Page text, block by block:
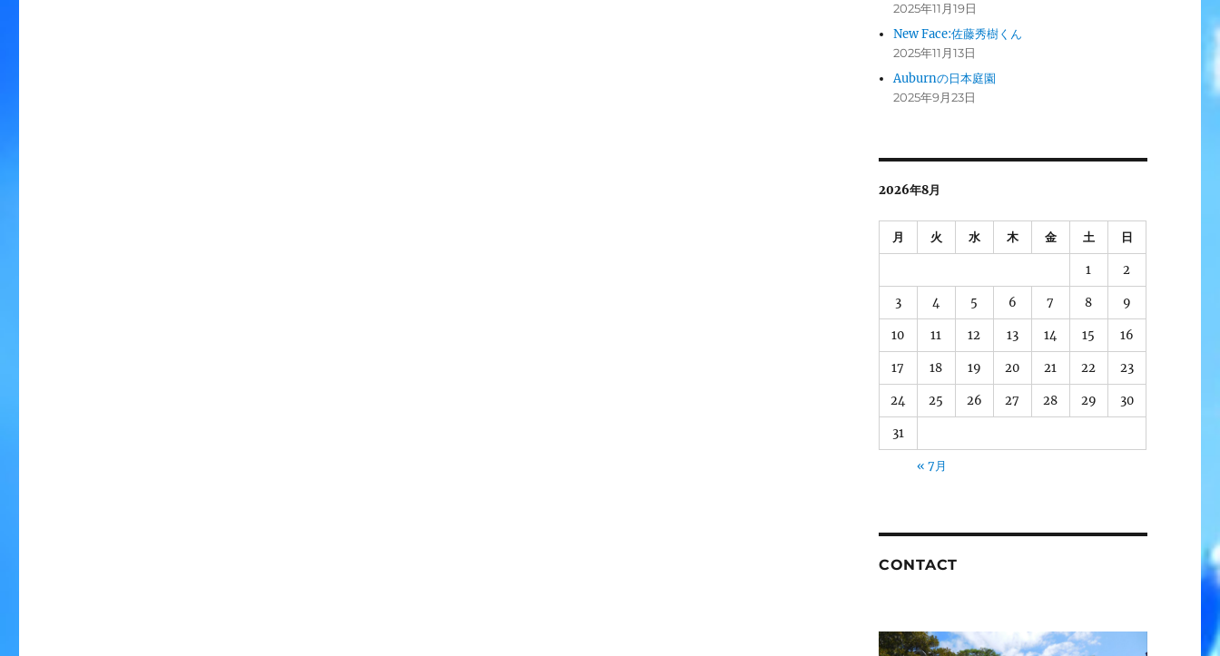
2025年11月19日
New Face:佐藤秀樹くん
2025年11月13日
Auburnの日本庭園
2025年9月23日
2026年8月
月 火 水 木 金 土 日
1 2
3 4 5 6 7 8 9
10 11 12 13 14 15 16
17 18 19 20 21 22 23
24 25 26 27 28 29 30
31
« 7月
CONTACT